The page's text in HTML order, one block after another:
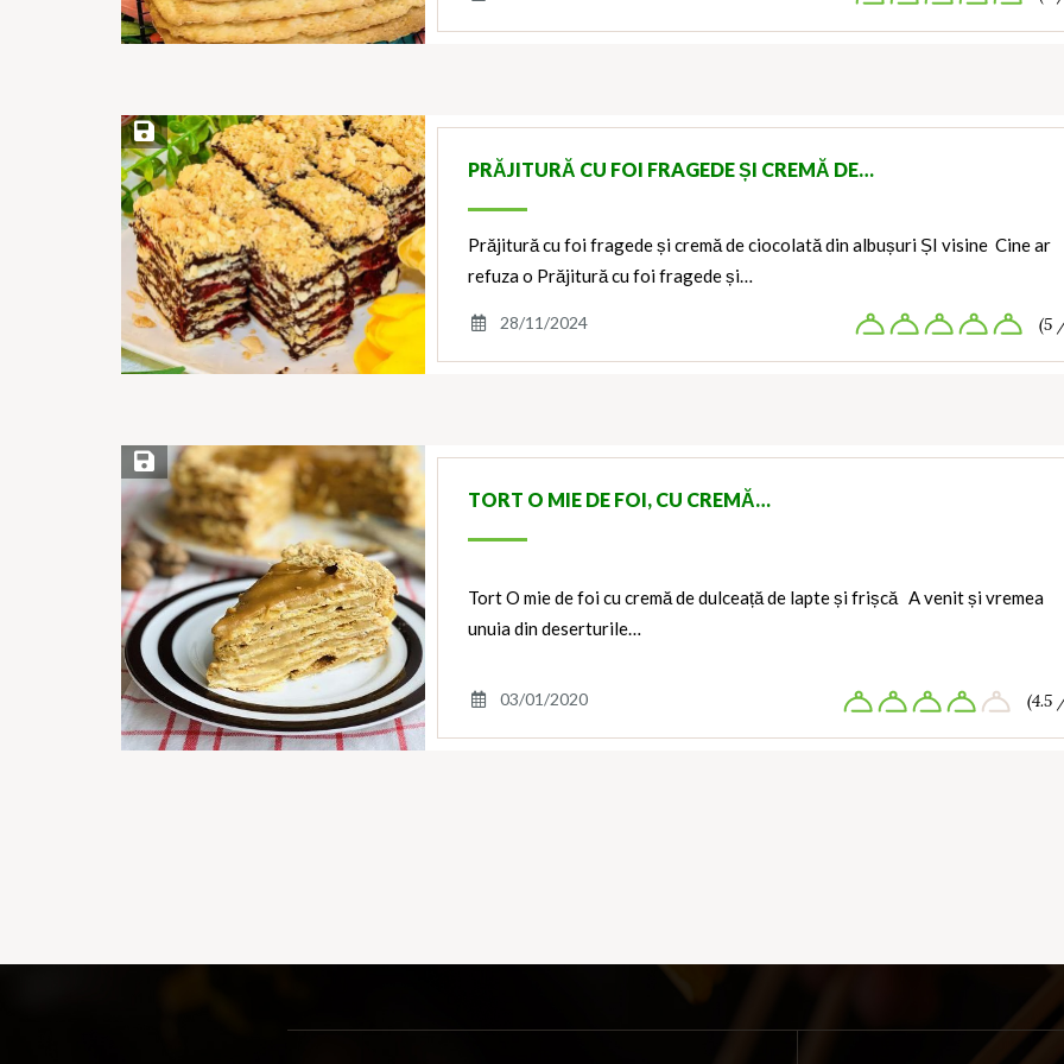
Save Recipe
PRĂJITURĂ CU FOI FRAGEDE ȘI CREMĂ DE…
Prăjitură cu foi fragede și cremă de ciocolată din albușuri ȘI visine Cine ar
refuza o Prăjitură cu foi fragede și…
28/11/2024 (5
Save Recipe
TORT O MIE DE FOI, CU CREMĂ…
Tort O mie de foi cu cremă de dulceață de lapte și frișcă A venit și vremea
unuia din deserturile…
03/01/2020 (4.5